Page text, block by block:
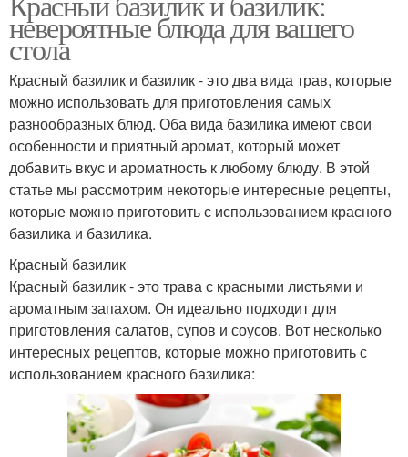
невероятные блюда для вашего
стола
Красный базилик и базилик - это два вида трав, которые
можно использовать для приготовления самых
разнообразных блюд. Оба вида базилика имеют свои
особенности и приятный аромат, который может
добавить вкус и ароматность к любому блюду. В этой
статье мы рассмотрим некоторые интересные рецепты,
которые можно приготовить с использованием красного
базилика и базилика.
Красный базилик
Красный базилик - это трава с красными листьями и
ароматным запахом. Он идеально подходит для
приготовления салатов, супов и соусов. Вот несколько
интересных рецептов, которые можно приготовить с
использованием красного базилика: